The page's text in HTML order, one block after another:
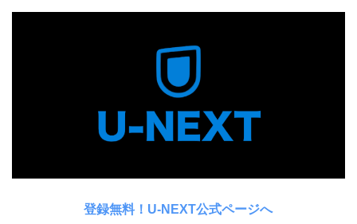
登録無料！U-NEXT公式ページへ